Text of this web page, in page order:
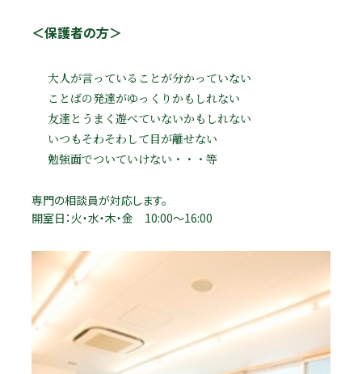
＜保護者の方＞
大人が言っていることが分かっていない
ことばの発達がゆっくりかもしれない
友達とうまく遊べていないかもしれない
いつもそわそわして目が離せない
勉強面でついていけない・・・等
専門の相談員が対応します。
開室日：火・水・木・金 10:00～16:00